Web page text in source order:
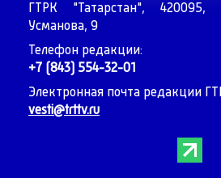
ГТРК "Татарстан", 420095,
Усманова, 9
Телефон редакции:
+7 (843) 554-32-01
Электронная почта редакции
vesti@trttv.ru